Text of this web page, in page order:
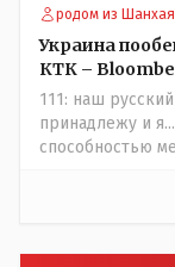
частотности
комбинаций
без того
естественный
родом из
Украина
КТК –
111: наш
принадлежу и
способностью